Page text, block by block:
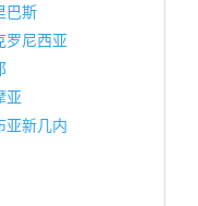
巴斯
罗尼西亚
亚
亚新几内